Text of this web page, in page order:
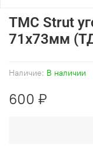
Наличие: В наличии
ТМС Strut
71х73мм
600 ₽